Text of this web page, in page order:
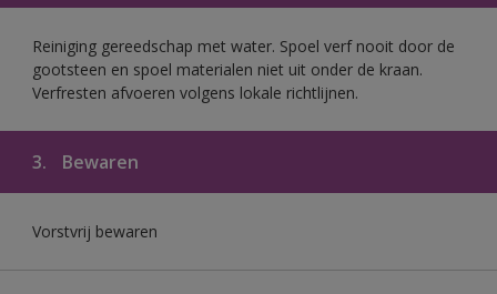
Reiniging gereedschap met water. Spoel verf nooit door de
gootsteen en spoel materialen niet uit onder de kraan.
Verfresten afvoeren volgens lokale richtlijnen.
3. Bewaren
Vorstvrij bewaren